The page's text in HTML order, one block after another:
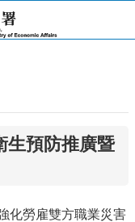
生預防推廣暨
化勞雇雙方職業災害